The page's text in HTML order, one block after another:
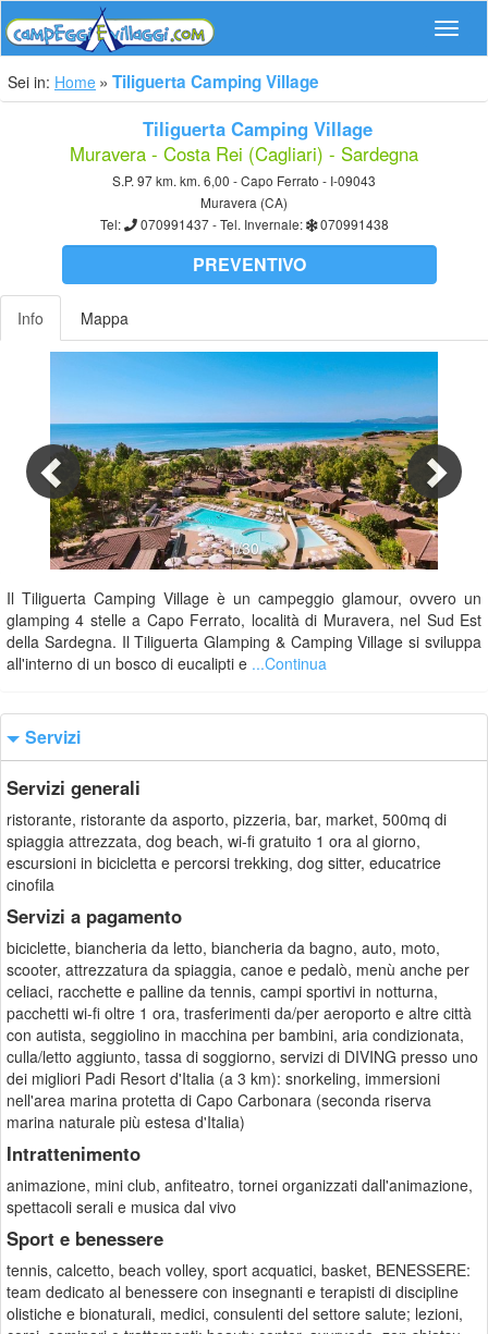
Sei in: Home Tiliguerta Camping Village
Tiliguerta Camping Village
Muravera - Costa Rei (Cagliari) - Sardegna
S.P. 97 km. km. 6,00 - Capo Ferrato - I-09043
Muravera (CA)
Tel:
070991437 - Tel. Invernale: 070991438
PREVENTIVO
Info Mappa
1/30
Il Tiliguerta Camping Village è un campeggio glamour, ovvero un
glamping 4 stelle a Capo Ferrato, località di Muravera, nel Sud Est
della Sardegna. Il Tiliguerta Glamping & Camping Village si sviluppa
all'interno di un bosco di eucalipti e ...Continua
Servizi
Servizi generali
ristorante, ristorante da asporto, pizzeria, bar, market, 500mq di
spiaggia attrezzata, dog beach, wi-fi gratuito 1 ora al giorno,
escursioni in bicicletta e percorsi trekking, dog sitter, educatrice
cinofila
Servizi a pagamento
biciclette, biancheria da letto, biancheria da bagno, auto, moto,
scooter, attrezzatura da spiaggia, canoe e pedalò, menù anche per
celiaci, racchette e palline da tennis, campi sportivi in notturna,
pacchetti wi-fi oltre 1 ora, trasferimenti da/per aeroporto e altre città
con autista, seggiolino in macchina per bambini, aria condizionata,
culla/letto aggiunto, tassa di soggiorno, servizi di DIVING presso uno
dei migliori Padi Resort d'Italia (a 3 km): snorkeling, immersioni
nell'area marina protetta di Capo Carbonara (seconda riserva
marina naturale più estesa d'Italia)
Intrattenimento
animazione, mini club, anfiteatro, tornei organizzati dall'animazione,
spettacoli serali e musica dal vivo
Sport e benessere
tennis, calcetto, beach volley, sport acquatici, basket, BENESSERE:
team dedicato al benessere con insegnanti e terapisti di discipline
olistiche e bionaturali, medici, consulenti del settore salute; lezioni,